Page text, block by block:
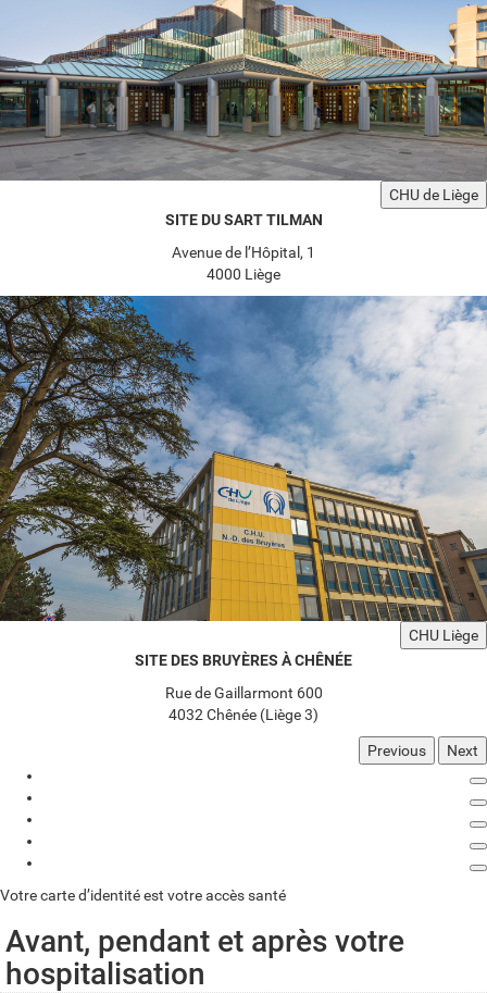
CHU de Liège
SITE DU SART TILMAN
Avenue de l’Hôpital, 1
4000 Liège
CHU Liège
SITE DES BRUYÈRES À CHÊNÉE
Rue de Gaillarmont 600
4032 Chênée (Liège 3)
Previous Next
Votre carte d’identité est votre accès santé
Avant, pendant et après votre
hospitalisation